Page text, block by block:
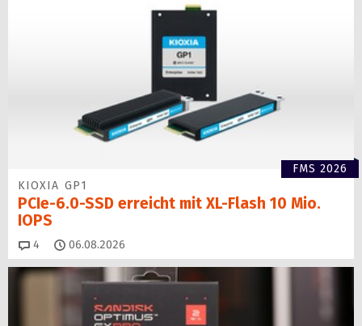
FMS 2026
KIOXIA GP1
PCIe-6.0-SSD erreicht mit XL-Flash 10 Mio.
IOPS
4 Kommentare
06.08.2026